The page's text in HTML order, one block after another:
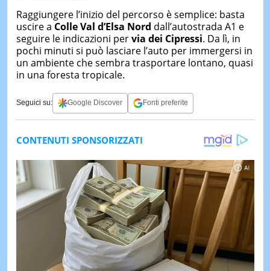
Raggiungere l’inizio del percorso è semplice: basta
uscire a Colle Val d’Elsa Nord dall’autostrada A1 e
seguire le indicazioni pervia dei Cipressi. Da lì, in
pochi minuti si può lasciare l’auto per immergersi in
un ambiente che sembra trasportare lontano, quasi
in una foresta tropicale.
Seguici su: Google Discover Fonti preferite